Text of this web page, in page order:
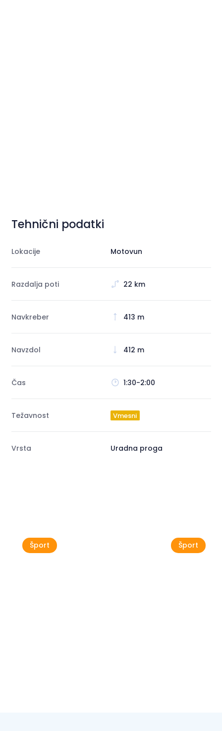
Tehnični podatki
Lokacije Motovun
Razdalja poti 22 km
Navkreber 413 m
Navzdol 412 m
Čas 1:30-2:00
Težavnost Vmesni
Vrsta Uradna proga
Šport Šport